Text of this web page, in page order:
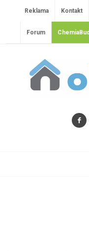
Reklama Kontakt
Forum